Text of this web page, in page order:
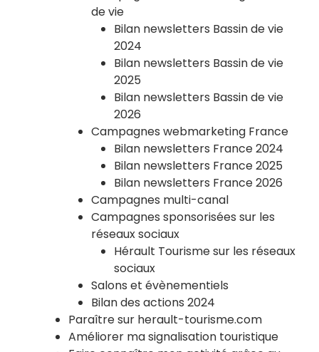
de vie
Bilan newsletters Bassin de vie
2024
Bilan newsletters Bassin de vie
2025
Bilan newsletters Bassin de vie
2026
Campagnes webmarketing France
Bilan newsletters France 2024
Bilan newsletters France 2025
Bilan newsletters France 2026
Campagnes multi-canal
Campagnes sponsorisées sur les
réseaux sociaux
Hérault Tourisme sur les réseaux
sociaux
Salons et évènementiels
Bilan des actions 2024
Paraître sur herault-tourisme.com
Améliorer ma signalisation touristique